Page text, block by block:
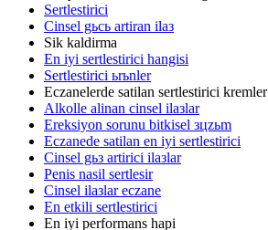
Sertlestirici
Cinsel gьcь artiran ilaз
Sik kaldirma
En iyi sertlestirici hangisi
Sertlestirici ьrьnler
Eczanelerde satilan sertlestirici kremler
Alkolle alinan cinsel ilaзlar
Ereksiyon sorunu bitkisel зцzьm
Eczanede satilan en iyi sertlestirici
Cinsel gьз artirici ilaзlar
Penis nasil sertlesir
Cinsel ilaзlar eczane
En etkili sertlestirici
En iyi performans hapi